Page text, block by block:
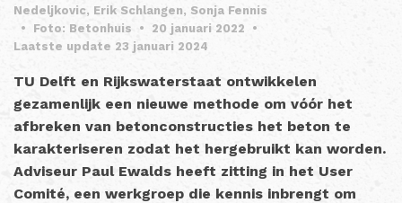
Nedeljkovic, Erik Schlangen, Sonja Fennis
•
Foto: Betonhuis • 20 januari 2022
•
Laatste update 23 januari 2024
TU Delft en Rijkswaterstaat ontwikkelen
gezamenlijk een nieuwe methode om vóór het
afbreken van betonconstructies het beton te
karakteriseren zodat het hergebruikt kan worden.
Adviseur Paul Ewalds heeft zitting in het User
Comité, een werkgroep die kennis inbrengt om